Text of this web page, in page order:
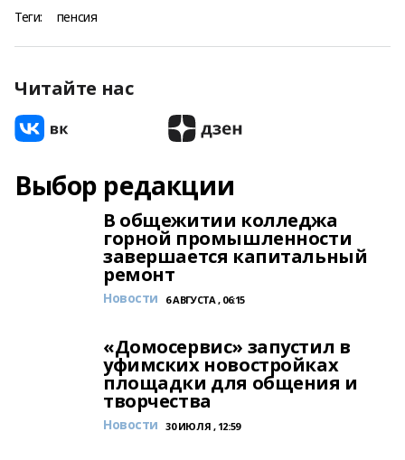
Теги: пенсия
Читайте нас
Выбор редакции
В общежитии колледжа
горной промышленности
завершается капитальный
ремонт
Новости 6 АВГУСТА , 06:15
«Домосервис» запустил в
уфимских новостройках
площадки для общения и
творчества
Новости 30 ИЮЛЯ , 12:59